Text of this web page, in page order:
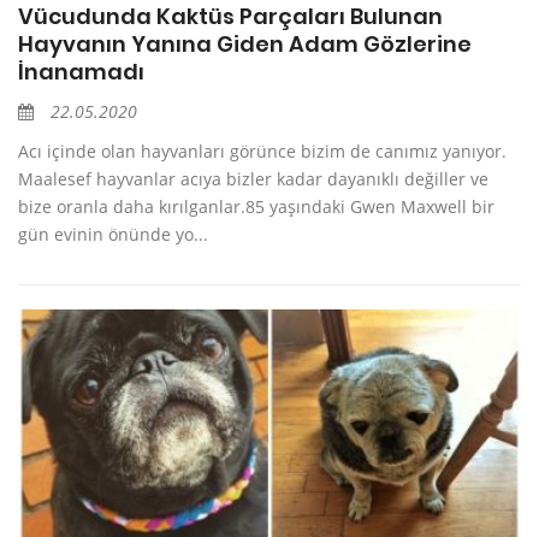
Vücudunda Kaktüs Parçaları Bulunan
Hayvanın Yanına Giden Adam Gözlerine
İnanamadı
22.05.2020
Acı içinde olan hayvanları görünce bizim de canımız yanıyor.
Maalesef hayvanlar acıya bizler kadar dayanıklı değiller ve
bize oranla daha kırılganlar.85 yaşındaki Gwen Maxwell bir
gün evinin önünde yo...